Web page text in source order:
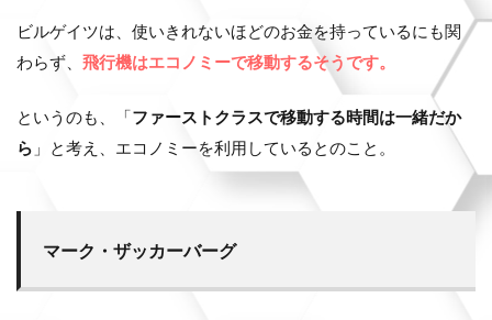
ビルゲイツは、使いきれないほどのお金を持っているにも関
わらず、 飛行機はエコノミーで移動するそうです。
というのも、「ファーストクラスで移動する時間は一緒だか
ら 」と考え、エコノミーを利用しているとのこと。
マーク・ザッカーバーグ